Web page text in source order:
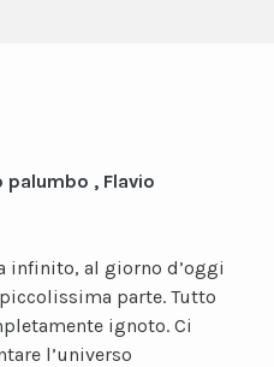
palumbo , Flavio
infinito, al giorno d’oggi
parte. Tutto
ignoto. Ci
l’universo